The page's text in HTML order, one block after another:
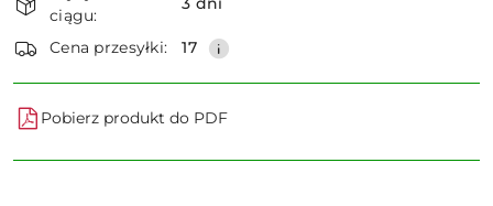
dostawa
ciągu:
Cena przesyłki: 17
Pobierz produkt do PDF